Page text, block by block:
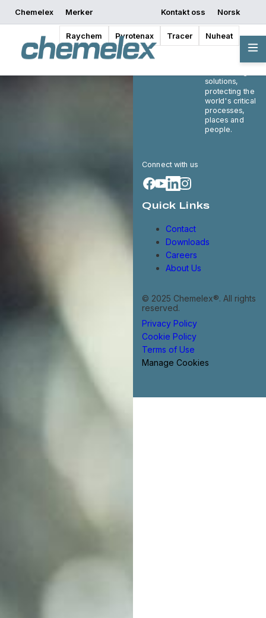
Chemelex Merker
Raychem Pyrotenax Tracer Nuheat
Kontakt oss Norsk
Chemelex is a
global leader in
electric thermal
solutions,
protecting the
world's critical
processes,
places and
people.
Connect with us
Quick Links
Contact
Downloads
Careers
About Us
© 2025 Chemelex®. All rights
reserved.
Privacy Policy
Cookie Policy
Terms of Use
Manage Cookies